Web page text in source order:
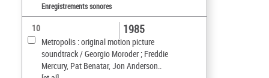
Enregistrements sonores
10
Metropolis : original motion picture
soundtrack / Georgio Moroder ; Freddie
Mercury, Pat Benatar, Jon Anderson..
1985